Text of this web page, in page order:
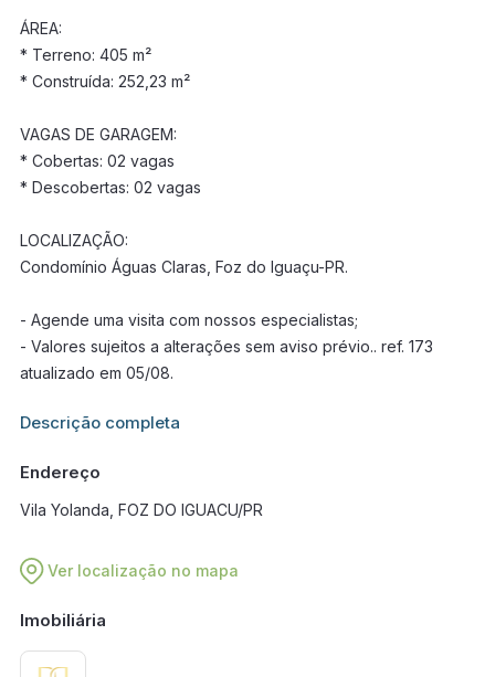
ÁREA:
* Terreno: 405 m²
* Construída: 252,23 m²
VAGAS DE GARAGEM:
* Cobertas: 02 vagas
* Descobertas: 02 vagas
LOCALIZAÇÃO:
Condomínio Águas Claras, Foz do Iguaçu-PR.
- Agende uma visita com nossos especialistas;
- Valores sujeitos a alterações sem aviso prévio.. ref. 173
atualizado em 05/08.
Informações adicionais sobre este imóvel estarão disponíveis
Descrição completa
Endereço
Vila Yolanda, FOZ DO IGUACU/PR
Ver localização no mapa
Imobiliária